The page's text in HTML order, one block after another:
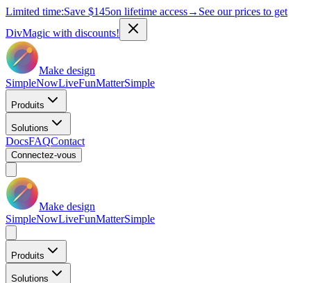
Limited time:Save $145on lifetime access→ See our prices to get
DivMagic with discounts!
Make design
SimpleNowLiveFunMatterSimple
Produits
Solutions
DocsFAQContact
Connectez-vous
Make design
SimpleNowLiveFunMatterSimple
Produits
Solutions